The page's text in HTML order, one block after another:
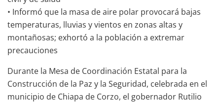
• Informó que la masa de aire polar provocará bajas
temperaturas, lluvias y vientos en zonas altas y
montañosas; exhortó a la población a extremar
precauciones
Durante la Mesa de Coordinación Estatal para la
Construcción de la Paz y la Seguridad, celebrada en el
municipio de Chiapa de Corzo, el gobernador Rutilio